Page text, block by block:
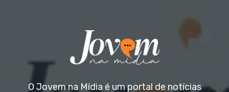
O Jovem na Mídia é um portal de notícias